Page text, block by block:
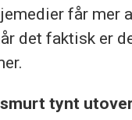
får mer
det faktisk er
tynt